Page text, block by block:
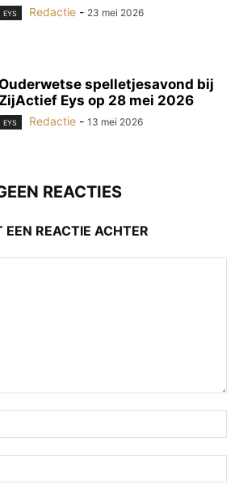
EYS Redactie - 23 mei 2026
spelletjesavond bij
ZijActief Eys op 28 mei 2026
EYS Redactie - 13 mei 2026
REACTIES
EEN REACTIE ACHTER